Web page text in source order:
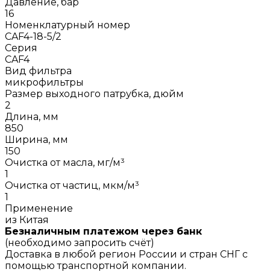
16
Номенклатурный номер
CAF4-18-5/2
Серия
CAF4
Вид фильтра
микрофильтры
Размер выходного патрубка, дюйм
2
Длина, мм
850
Ширина, мм
150
Очистка от масла, мг/м³
1
Очистка от частиц, мкм/м³
1
Применение
из Китая
Безналичным платежом через банк
(необходимо запросить счёт)
Доставка в любой регион России и стран СНГ с
помощью транспортной компании.